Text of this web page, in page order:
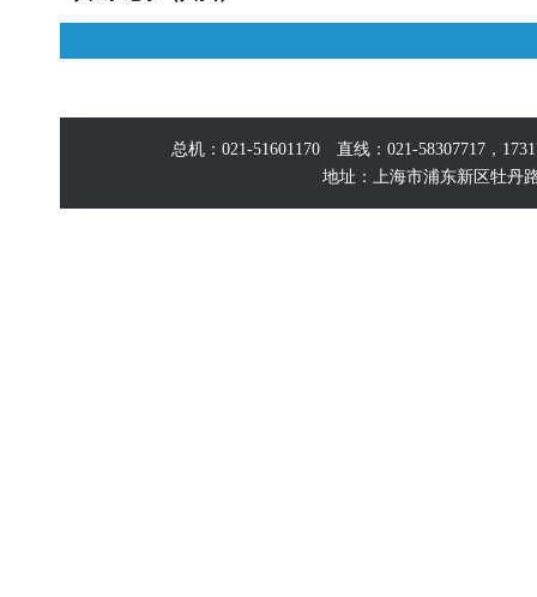
总机：021-51601170 直线：021-58307717，
地址：上海市浦东新区牡丹